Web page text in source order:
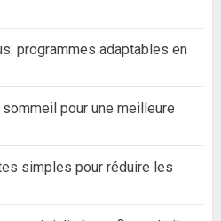
programmes adaptables en
pour une meilleure
simples pour réduire les